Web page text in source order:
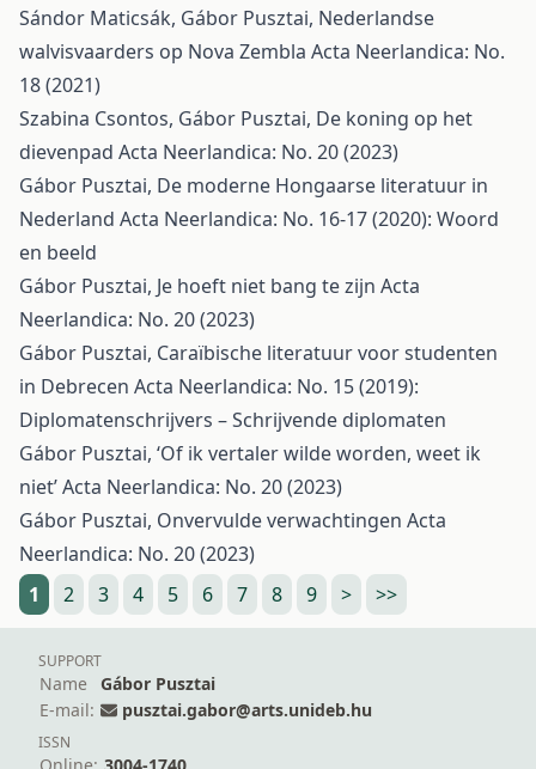
Sándor Maticsák, Gábor Pusztai, Nederlandse
walvisvaarders op Nova Zembla Acta Neerlandica: No.
18 (2021)
Szabina Csontos, Gábor Pusztai, De koning op het
dievenpad Acta Neerlandica: No. 20 (2023)
Gábor Pusztai, De moderne Hongaarse literatuur in
Nederland Acta Neerlandica: No. 16-17 (2020): Woord
en beeld
Gábor Pusztai, Je hoeft niet bang te zijn Acta
Neerlandica: No. 20 (2023)
Gábor Pusztai, Caraïbische literatuur voor studenten
in Debrecen Acta Neerlandica: No. 15 (2019):
Diplomatenschrijvers – Schrijvende diplomaten
Gábor Pusztai, ‘Of ik vertaler wilde worden, weet ik
niet’Acta Neerlandica: No. 20 (2023)
Gábor Pusztai, Onvervulde verwachtingen Acta
Neerlandica: No. 20 (2023)
1
2 3 4 5 6 7 8 9 > >>
SUPPORT
Name
Gábor Pusztai
E-mail:
pusztai.gabor@arts.unideb.hu
ISSN